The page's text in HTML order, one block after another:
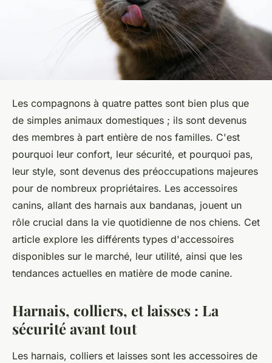
Les compagnons à quatre pattes sont bien plus que
de simples animaux domestiques ; ils sont devenus
des membres à part entière de nos familles. C'est
pourquoi leur confort, leur sécurité, et pourquoi pas,
leur style, sont devenus des préoccupations majeures
pour de nombreux propriétaires. Les accessoires
canins, allant des harnais aux bandanas, jouent un
rôle crucial dans la vie quotidienne de nos chiens. Cet
article explore les différents types d'accessoires
disponibles sur le marché, leur utilité, ainsi que les
tendances actuelles en matière de mode canine.
Harnais, colliers, et laisses : La
sécurité avant tout
Les harnais, colliers et laisses sont les accessoires de